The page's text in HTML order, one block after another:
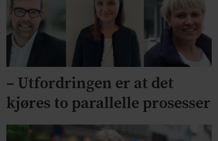
– Utfordringen er at det
kjøres to parallelle prosesser